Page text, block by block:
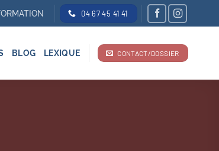
04 67 45 41 41
BLOG LEXIQUE CONTACT/DOSSIER